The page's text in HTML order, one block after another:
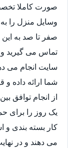
صورت کاملا
وسایل منزل را
صفر تا صد به
تماس می گیرید و
سایت انجام می
شما ارائه داده
از انجام توافق
یک روز را برای
کار بسته بندی
می دهند و در